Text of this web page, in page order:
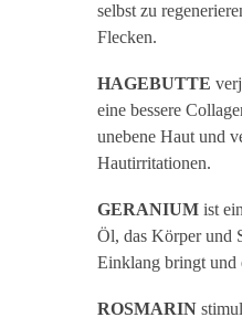
selbst zu
Flecken.
HAGEBUTTE
eine bessere
unebene Haut und
Hautirritationen.
GERANIUMist
Öl, das Körper und
Einklang bringt und
ROSMARIN